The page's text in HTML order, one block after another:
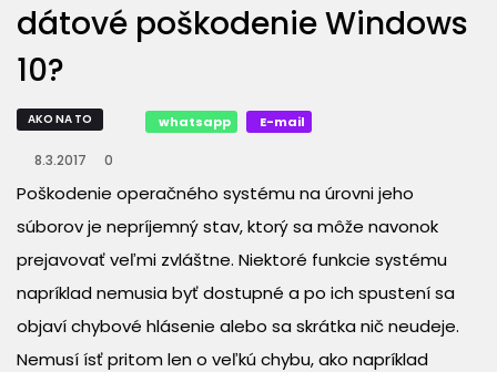
dátové poškodenie Windows
10?
AKO NA TO whatsapp E-mail
8.3.2017 0
Poškodenie operačného systému na úrovni jeho
súborov je nepríjemný stav, ktorý sa môže navonok
prejavovať veľmi zvláštne. Niektoré funkcie systému
napríklad nemusia byť dostupné a po ich spustení sa
objaví chybové hlásenie alebo sa skrátka nič neudeje.
Nemusí ísť pritom len o veľkú chybu, ako napríklad